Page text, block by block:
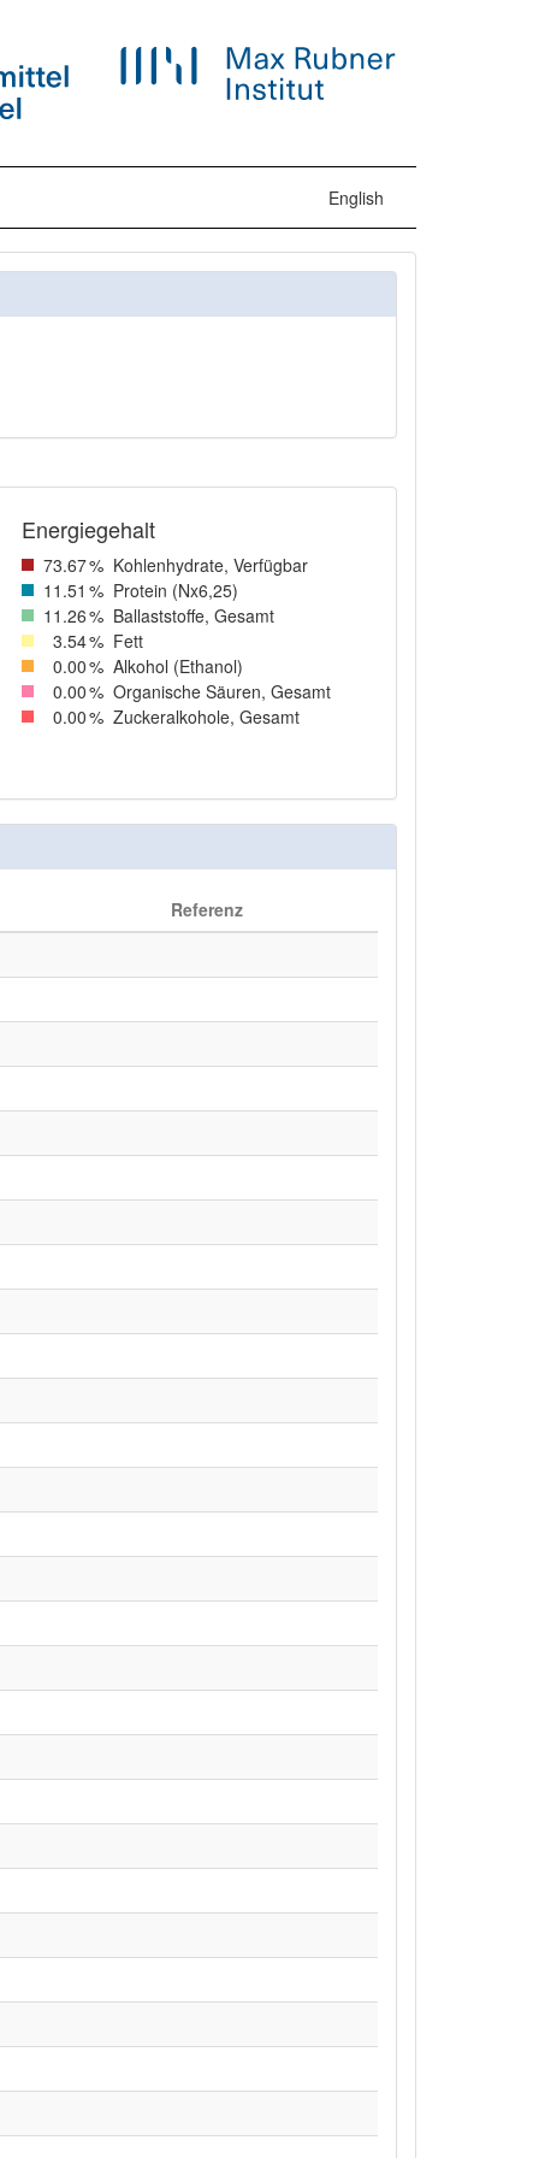
English
Energiegehalt
73.67% Kohlenhydrate, Verfügbar
11 .51 % Protein (Nx6,25)
11 .26% Ballaststoffe, Gesamt
3.54% Fett
0.00% Alkohol (Ethanol)
0.00% Organische Säuren, Gesamt
0.00% Zuckeralkohole, Gesamt
Referenz